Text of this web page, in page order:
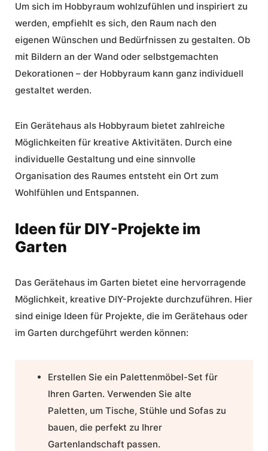
Um sich im Hobbyraum wohlzufühlen und inspiriert zu
werden, empfiehlt es sich, den Raum nach den
eigenen Wünschen und Bedürfnissen zu gestalten. Ob
mit Bildern an der Wand oder selbstgemachten
Dekorationen – der Hobbyraum kann ganz individuell
gestaltet werden.
Ein Gerätehaus als Hobbyraum bietet zahlreiche
Möglichkeiten für kreative Aktivitäten. Durch eine
individuelle Gestaltung und eine sinnvolle
Organisation des Raumes entsteht ein Ort zum
Wohlfühlen und Entspannen.
Ideen für DIY-Projekte im
Garten
Das Gerätehaus im Garten bietet eine hervorragende
Möglichkeit, kreative DIY-Projekte durchzuführen. Hier
sind einige Ideen für Projekte, die im Gerätehaus oder
im Garten durchgeführt werden können:
Erstellen Sie ein Palettenmöbel-Set für
Ihren Garten. Verwenden Sie alte
Paletten, um Tische, Stühle und Sofas zu
bauen, die perfekt zu Ihrer
Gartenlandschaft passen.